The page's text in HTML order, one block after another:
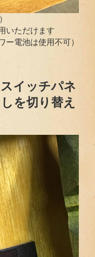
いただけます
ー電池は使用不可）
イッチパネ
を切り替え